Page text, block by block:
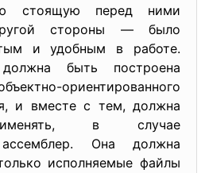
стоящую перед ними
стороны — было
и удобным в работе.
быть построена
ориентированного
и вместе с тем, должна
в случае
ассемблер. Она должна
исполняемые файлы